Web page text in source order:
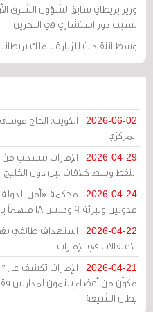
وزير بريطاني سابق لشؤون الشرق
بسبب دور استشاري في البحرين
وسط انتقادات للزيارة .. ملك
2026-06-02
الكويت: الحاج
المركزي
2026-04-29
الإمارات تنسحب
النفط وسط خلافات بين دول الخليج
2026-04-24
مدونين وتبرئة 9 وحبس 18 متهماً بالتعاطف مع إيران
2026-04-22
استهداف طائفي
الاعتقالات في الإمارات
2026-04-21
الإمارات تكشف عن
مكوّن من أعضاء ينتمون لمدارس
يطال الشيعة